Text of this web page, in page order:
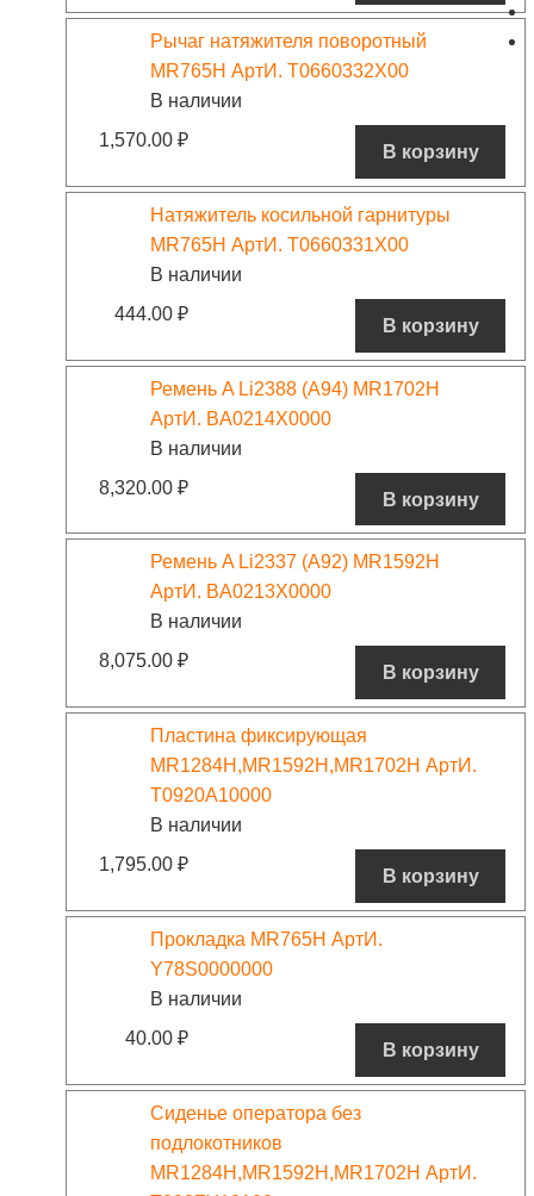
Рычаг натяжителя поворотный
MR765H АртИ. T0660332X00
В наличии
1,570.00 ₽
В корзину
Натяжитель косильной гарнитуры
MR765H АртИ. T0660331X00
В наличии
444.00 ₽
В корзину
Ремень A Li2388 (A94) MR1702H
АртИ. BA0214X0000
В наличии
8,320.00 ₽
В корзину
Ремень A Li2337 (A92) MR1592H
АртИ. BA0213X0000
В наличии
8,075.00 ₽
В корзину
Пластина фиксирующая
MR1284H,MR1592H,MR1702H АртИ.
T0920A10000
В наличии
1,795.00 ₽
В корзину
Прокладка MR765H АртИ.
Y78S0000000
В наличии
40.00 ₽
В корзину
Сиденье оператора без
подлокотников
MR1284H,MR1592H,MR1702H АртИ.